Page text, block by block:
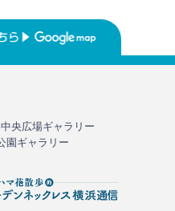
央広場ギャラリー
園ギャラリー